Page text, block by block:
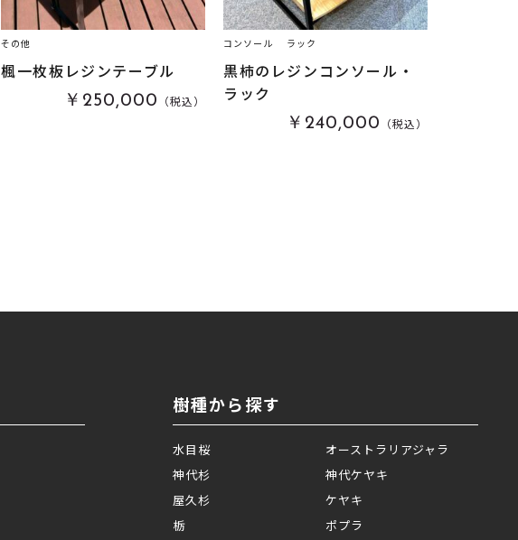
その他
楓一枚板レジンテーブル
￥250,000 （税込）
コンソール ラック
黒柿のレジンコンソール・
ラック
￥240,000 （税込）
樹種から探す
水目桜
オーストラリアジャラ
神代杉
神代ケヤキ
屋久杉
ケヤキ
栃
ポプラ